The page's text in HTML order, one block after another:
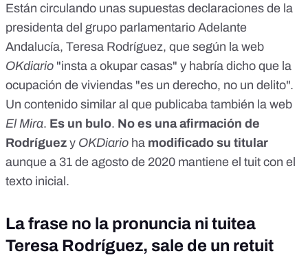
880">https://twitter.com/okdiario/status/1299765157460090
880</a></p>
Están circulando unas supuestas declaraciones de la
presidenta del grupo parlamentario Adelante
Andalucía, Teresa Rodríguez, que según la web
OKdiario "insta a okupar casas" y habría dicho que la
ocupación de viviendas "es un derecho, no un delito".
Un contenido similar al que publicaba también la web
El Mira. Es un bulo. No es una afirmación de
Rodríguez y OKDiario ha modificado su titular
aunque a 31 de agosto de 2020 mantiene el tuit con el
texto inicial.
La frase no la pronuncia ni tuitea
Teresa Rodríguez, sale de un retuit